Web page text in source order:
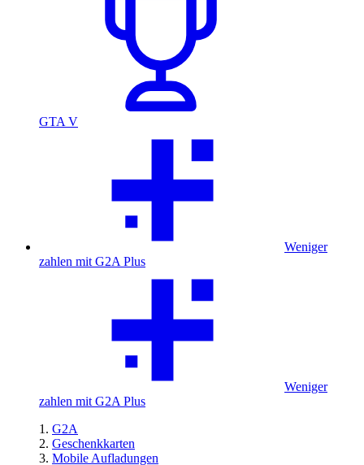
GTA V
Weniger
zahlen mit G2A Plus
Weniger
zahlen mit G2A Plus
G2A
Geschenkkarten
Mobile Aufladungen